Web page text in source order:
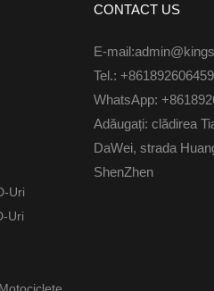
Uri
Uri
CONTACT US
E-
Tel.:
WhatsApp:
Adăugați: clădirea
DaWei, strada
ShenZhen